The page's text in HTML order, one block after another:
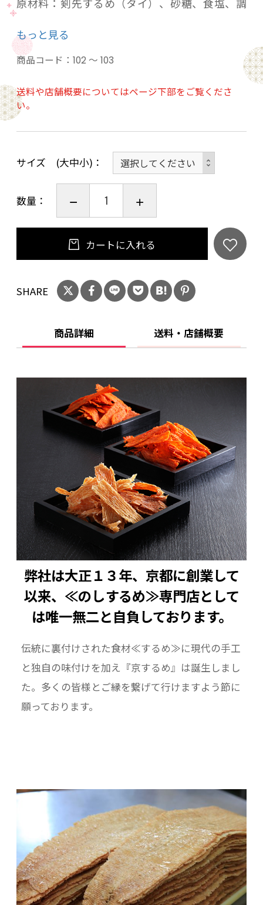
原材料：剣先するめ（タイ）、砂糖、食塩、調
保存方法：直射日光を避けて常温で保存
賞味期限：製造日から3ヶ月
もっと見る
商品コード： 102 ～ 103
送料や店舗概要についてはページ下部をご覧くださ
い。
サイズ (大中小)
数量：
カートに入れる
SHARE
商品詳細 送料・店舗概要
弊社は大正１３年、京都に創業して
以来、≪のしするめ≫専門店として
は唯一無二と自負しております。
伝統に裏付けされた食材≪するめ≫に現代の手工
と独自の味付けを加え『京するめ』は誕生しまし
た。多くの皆様とご縁を繋げて行けますよう節に
願っております。